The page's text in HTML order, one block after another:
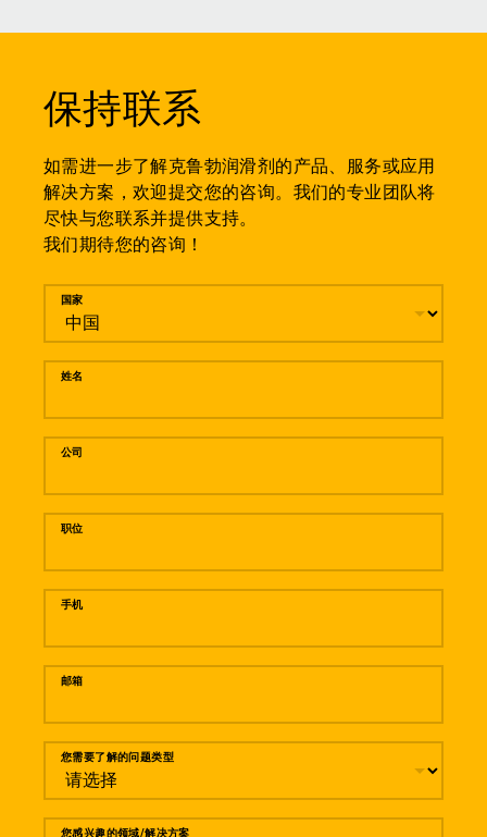
保持联系
如需进一步了解克鲁勃润滑剂的产品、服务或应用
解决方案，欢迎提交您的咨询。我们的专业团队将
尽快与您联系并提供支持。
我们期待您的咨询！
留言
国家
姓名
公司
职位
手机
邮箱
您需要了解的问题类型
您感兴趣的领域/解决方案